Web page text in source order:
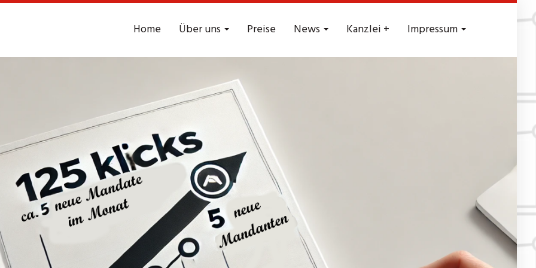
Home Über uns Preise News Kanzlei + Impressum